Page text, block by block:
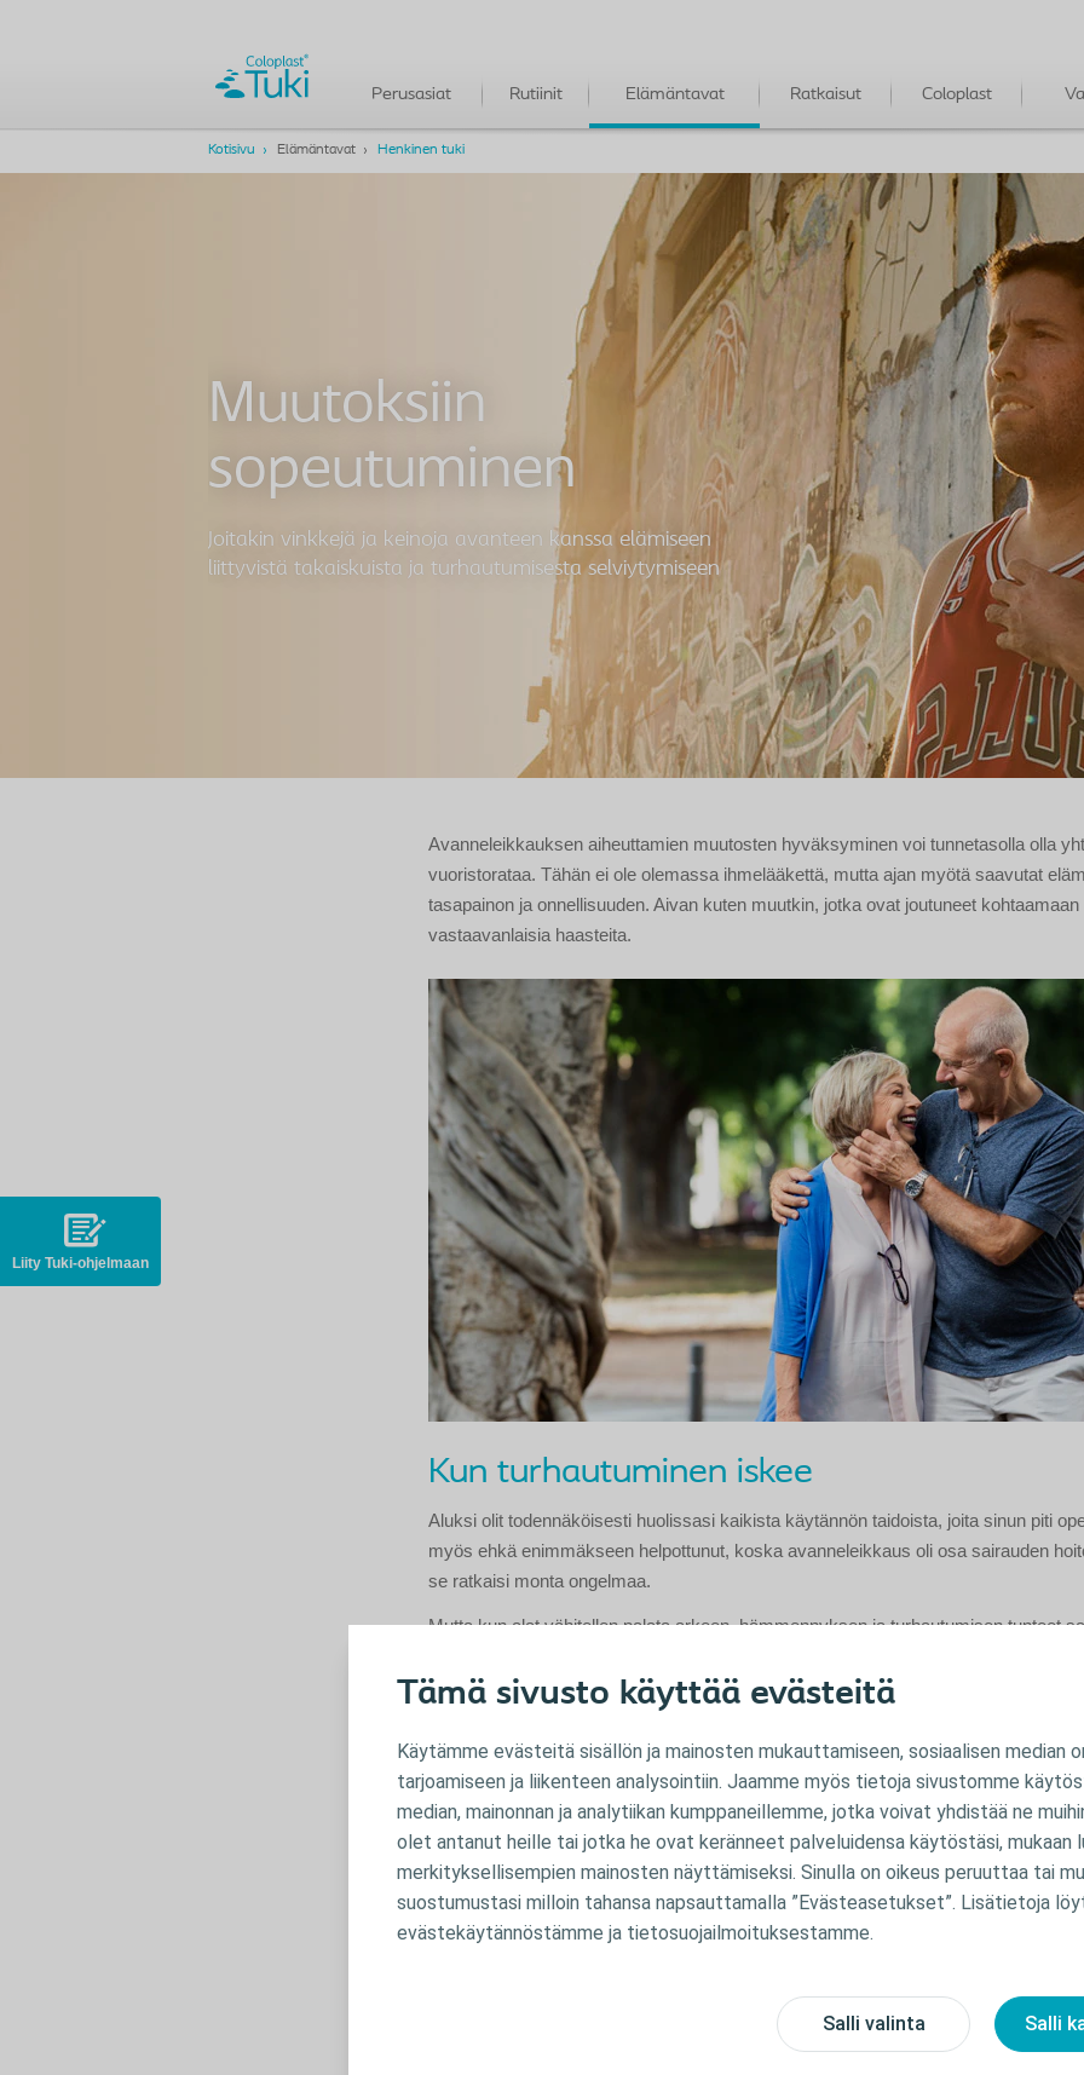
Tämä sivusto käyttää evästeitä
Käytämme evästeitä sisällön ja mainosten mukauttamiseen, sosiaalisen median
tarjoamiseen ja liikenteen analysointiin. Jaamme myös tietoja sivustomme
median, mainonnan ja analytiikan kumppaneillemme, jotka voivat yhdistää ne
olet antanut heille tai jotka he ovat keränneet palveluidensa käytöstäsi, mukaan
merkityksellisempien mainosten näyttämiseksi. Sinulla on oikeus peruuttaa tai
suostumustasi milloin tahansa napsauttamalla ”Evästeasetukset”. Lisätietoja
evästekäytännöstämme ja tietosuojailmoituksestamme.
Salli valinta Salli
Perusasiat Rutiinit Elämäntavat Ratkaisut Coloplast
Kotisivu Elämäntavat Henkinen tuki
Muutoksiin
sopeutuminen
Joitakin vinkkejä ja keinoja avanteen kanssa elämiseen
liittyvistä takaiskuista ja turhautumisesta selviytymiseen
Avanneleikkauksen aiheuttamien muutosten hyväksyminen voi tunnetasolla olla
vuoristorataa. Tähän ei ole olemassa ihmelääkettä, mutta ajan myötä saavutat
tasapainon ja onnellisuuden. Aivan kuten muutkin, jotka ovat joutuneet kohtaamaan
vastaavanlaisia haasteita.
Kun turhautuminen iskee
Aluksi olit todennäköisesti huolissasi kaikista käytännön taidoista, joita sinun piti
myös ehkä enimmäkseen helpottunut, koska avanneleikkaus oli osa sairauden
se ratkaisi monta ongelmaa.
Mutta kun alat vähitellen palata arkeen, hämmennyksen ja turhautumisen tunteet
voit tehdä palauttaaksesi elämäsi tasapainoon.
Ota ohjat omiin käsiisi
On tavallista tuntea menettäneensä tilanteen hallinnan. Siinä tapauksessa sinun on
aktiivisesti osaa jokaiseen avannettasi koskevaan päätökseen, aina tuotteiden
asettamiseen sille, mihin olet valmis ja mihin tarvitset vielä aikaa. Tämä antaa
hallinnan tunteen – ja saa sinut epäilemättä tuntemaan itsesi vahvemmaksi.
Olet silti sama
tavalla identiteettisi
sinusta olisi jotenkin tullut eri
Liity Tuki-ohjelmaan